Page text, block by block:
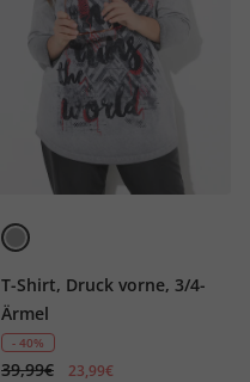
T-Shirt, Druck vorne, 3/4-
Ärmel
- 40%
39,99€ 23,99€